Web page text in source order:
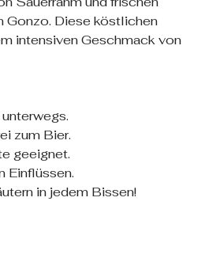
Gonzo. Diese köstlichen
intensiven Geschmack von
zum Bier.
geeignet.
Einflüssen.
in jedem Bissen!